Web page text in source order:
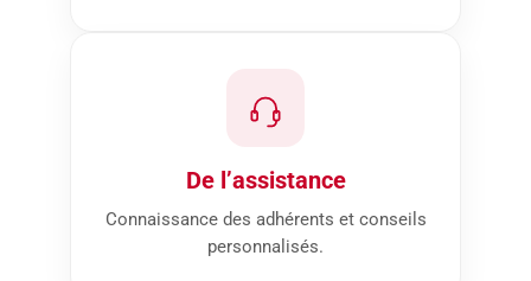
De l’assistance
Connaissance des adhérents et conseils
personnalisés.